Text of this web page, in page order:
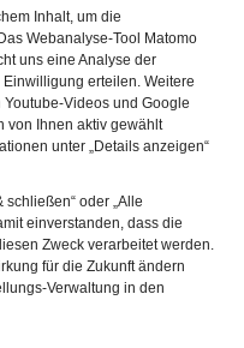
Inhalt, um die
Webanalyse-Tool Matomo
uns eine Analyse der
erteilen. Weitere
Videos und Google
von Ihnen aktiv gewählt
unter „Details anzeigen“
oder „Alle
einverstanden, dass die
Zweck verarbeitet werden.
für die Zukunft ändern
Verwaltung in den
50er und 60er Jahre
oder im